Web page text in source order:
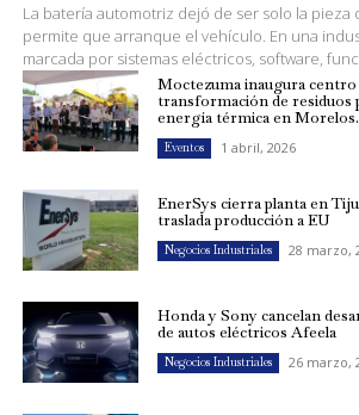
La batería automotriz dejó de ser solo la pieza
permite que arranque el vehículo. En una
marcada por sistemas eléctricos, software,
Moctezuma inaugura centro
transformación de residuos
energía térmica en Morelos.
Eventos 1 abril, 2026
EnerSys cierra planta en
traslada producción a EU
Negocios Industriales 28 marzo,
Honda y Sony cancelan
de autos eléctricos Afeela
Negocios Industriales 26 marzo,